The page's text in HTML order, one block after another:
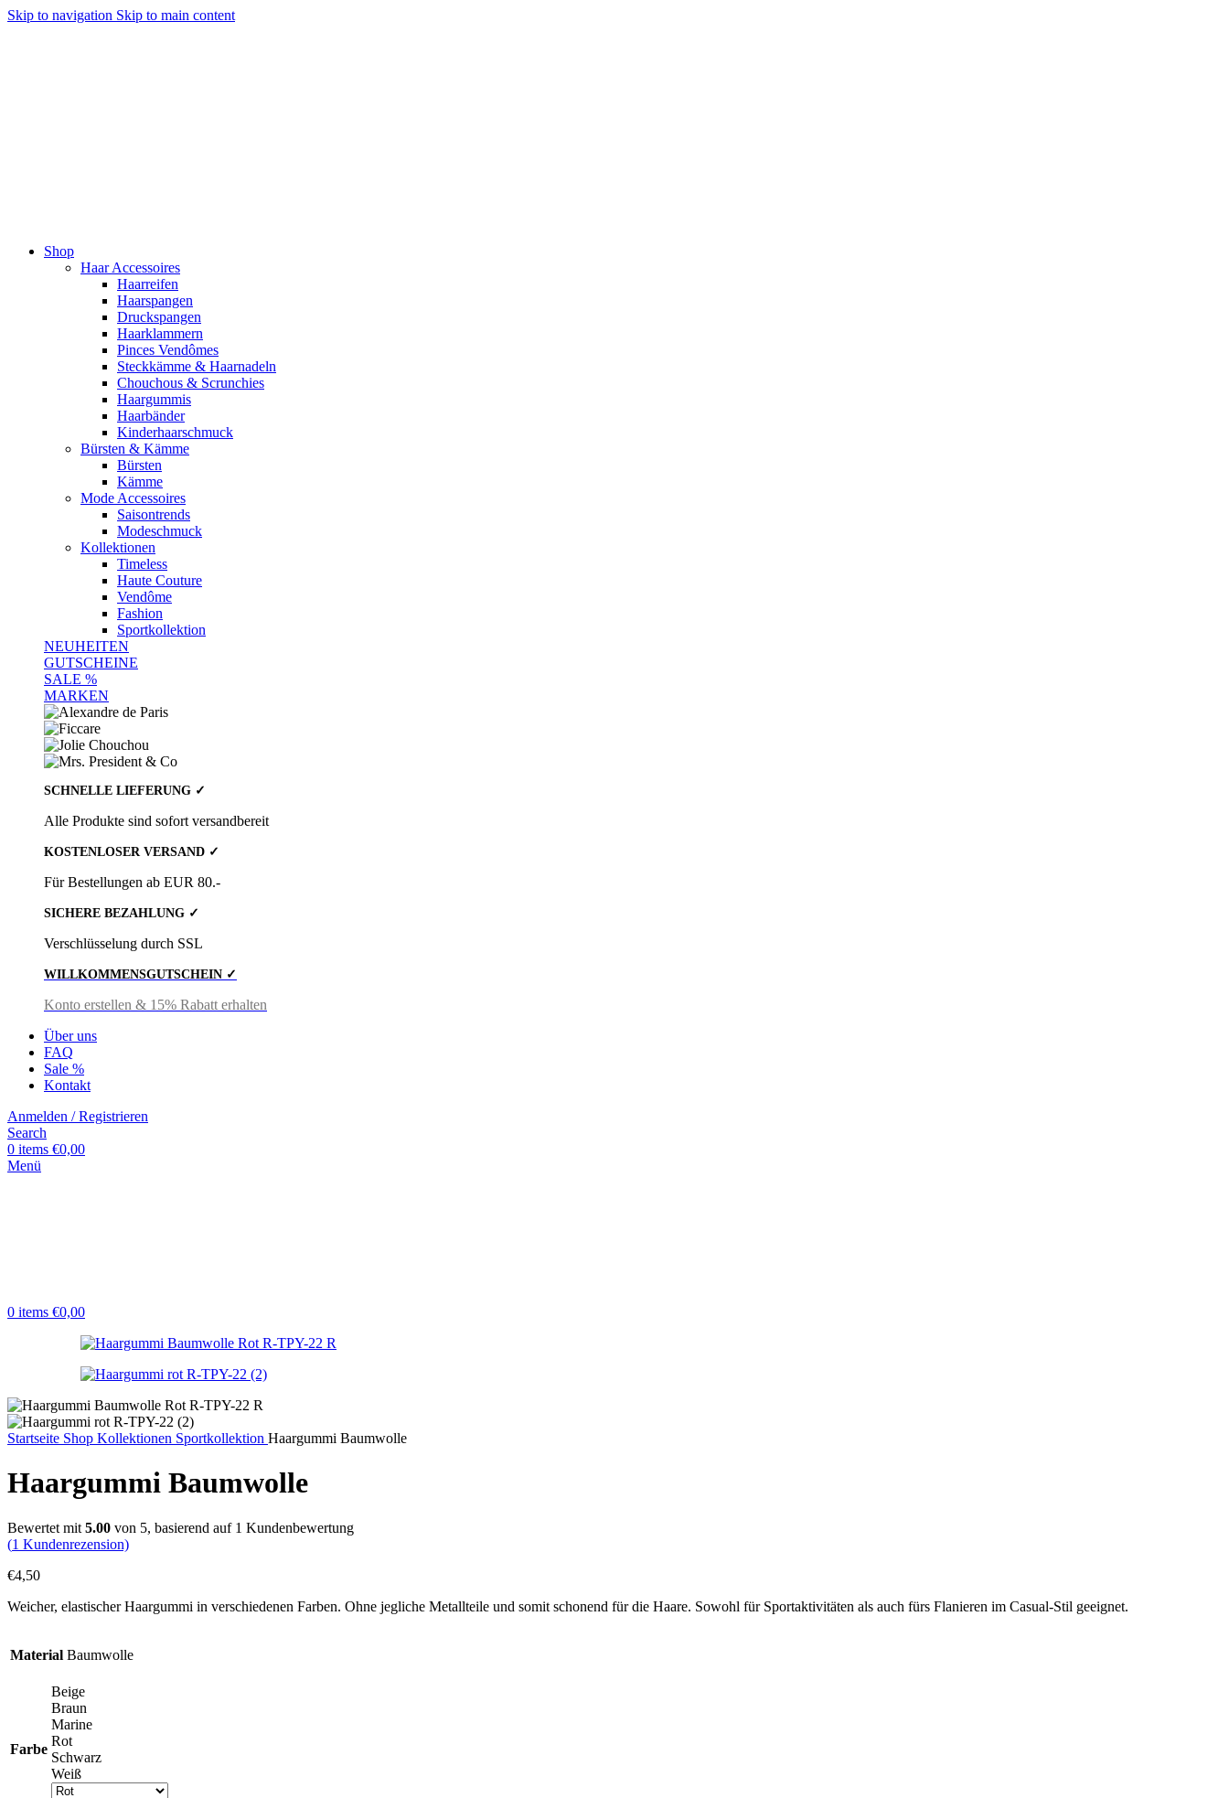
Skip to navigation Skip to main content
Shop
Haar Accessoires
Haarreifen
Haarspangen
Druckspangen
Haarklammern
Pinces Vendômes
Steckkämme & Haarnadeln
Chouchous & Scrunchies
Haargummis
Haarbänder
Kinderhaarschmuck
Bürsten & Kämme
Bürsten
Kämme
Mode Accessoires
Saisontrends
Modeschmuck
Kollektionen
Timeless
Haute Couture
Vendôme
Fashion
Sportkollektion
NEUHEITEN
GUTSCHEINE
SALE %
MARKEN
SCHNELLE LIEFERUNG ✓
Alle Produkte sind sofort versandbereit
KOSTENLOSER VERSAND ✓
Für Bestellungen ab EUR 80.-
SICHERE BEZAHLUNG ✓
Verschlüsselung durch SSL
WILLKOMMENSGUTSCHEIN ✓
Konto erstellen & 15% Rabatt erhalten
Über uns
FAQ
Sale %
Kontakt
Anmelden / Registrieren
Search
0 items €0,00
Menü
0 items €0,00
Startseite Shop Kollektionen Sportkollektion Haargummi Baumwolle
Haargummi Baumwolle
Bewertet mit 5.00 von 5, basierend auf 1 Kundenbewertung
(1 Kundenrezension)
€4,50
Weicher, elastischer Haargummi in verschiedenen Farben. Ohne jegliche Metallteile und somit schonend für die Haare. Sowohl für Sportaktivitäten als auch fürs Flanieren im Casual-Stil geeignet.
Material Baumwolle
Farbe
Beige
Braun
Marine
Rot
Schwarz
Weiß